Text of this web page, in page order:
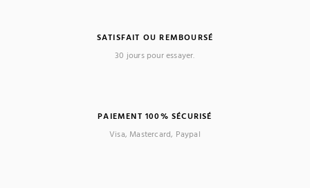
SATISFAIT OU REMBOURSÉ
30 jours pour essayer.
PAIEMENT 100% SÉCURISÉ
Visa, Mastercard, Paypal